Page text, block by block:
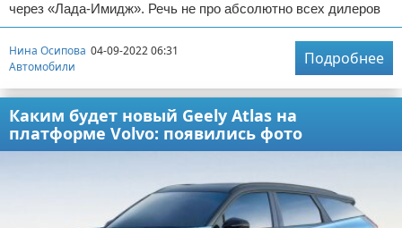
через «Лада-Имидж». Речь не про абсолютно всех дилеров
Нина Осипова 04-09-2022 06:31
Автомобили
Подробнее
Каким будет новый Geely Atlas на
платформе Volvo: появились фото